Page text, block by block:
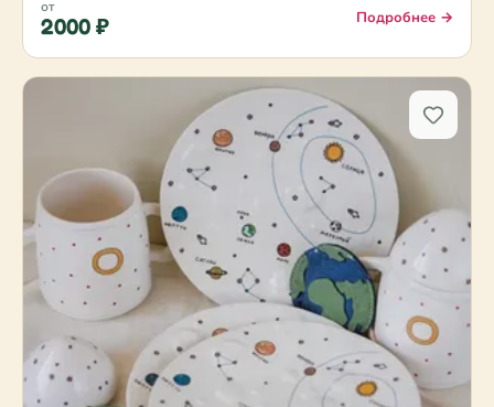
от
2000 ₽ Подробнее →